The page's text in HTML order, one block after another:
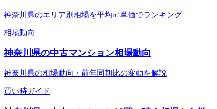
神奈川県のエリア別相場を平均㎡単価でランキング
相場動向
神奈川県の中古マンション相場動向
神奈川県の相場動向・前年同期比の変動を解説
買い時ガイド